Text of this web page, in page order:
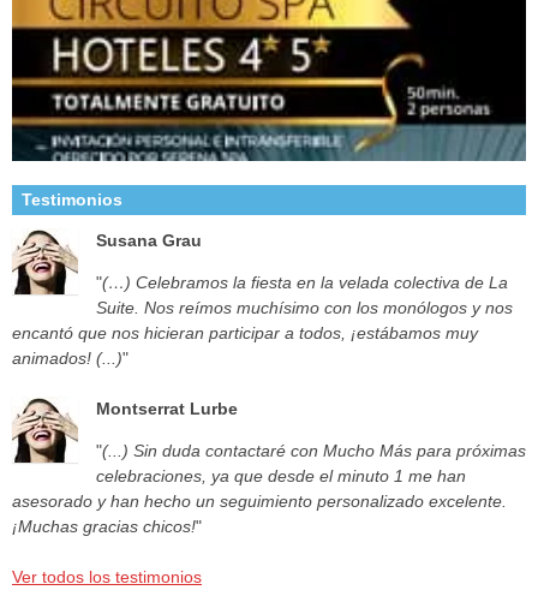
Testimonios
Susana Grau
"(…) Celebramos la fiesta en la velada colectiva de La
Suite. Nos reímos muchísimo con los monólogos y nos
encantó que nos hicieran participar a todos, ¡estábamos muy
animados! (...)"
Montserrat Lurbe
"(...) Sin duda contactaré con Mucho Más para próximas
celebraciones, ya que desde el minuto 1 me han
asesorado y han hecho un seguimiento personalizado excelente.
¡Muchas gracias chicos!"
Ver todos los testimonios